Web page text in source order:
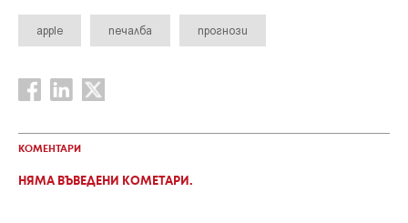
apple печалба прогнози
КОМЕНТАРИ
НЯМА ВЪВЕДЕНИ КОМЕТАРИ.